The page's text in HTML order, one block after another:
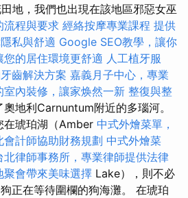
地，我們也出現在該地區邪惡女巫
流程與要求 經絡按摩專業課程 提供
私與舒適 Google SEO教學，讓你
您的居住環境更舒適 人工植牙服
齒解決方案 嘉義月子中心，專業
室內裝修，讓家焕然一新 整復與整
地利Carnuntum附近的多瑙河。
在琥珀湖（Amber 中式外燴菜單，
會計師協助財務規劃 中式外燴菜
北律師事務所，專業律師提供法律
會帶來美味選擇 Lake），則不必
正在等待圍欄的狗海灘。 在琥珀